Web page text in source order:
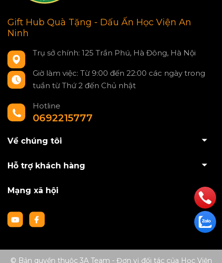
Gift Hub Quà Tặng - Dấu Ấn Học Viện An
Ninh
Trụ sở chính: 125 Trần Phú, Hà Đông, Hà Nội
Giờ làm việc: Từ 9:00 đến 22:00 các ngày trong
tuần từ Thứ 2 đến Chủ nhật
Hotline
0692215777
Về chúng tôi
Hỗ trợ khách hàng
Mạng xã hội
© Bản quyền thuộc 3A Team - Đơn vị đối tác của Học Viện